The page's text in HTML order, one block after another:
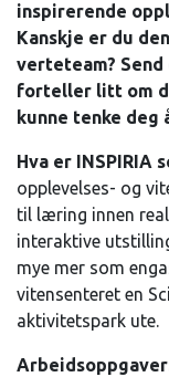
inspirerende
Kanskje er du
verteteam? Send
forteller litt om
kunne tenke deg
Hva er INSPIRIA
opplevelses- og
til læring innen
interaktive
mye mer som
vitensenteret en
aktivitetspark ute.